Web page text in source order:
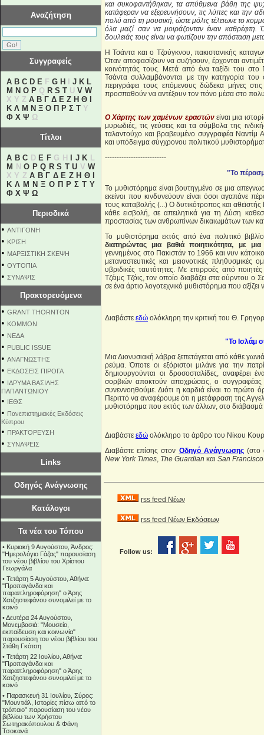
Αναζήτηση
Συγγραφείς
A B C D E F G H J K L
M N O P Q R S T U V W
X Y Z Α Β Γ Δ Ε Ζ Η Θ
Κ Λ Μ Ν Ξ Ο Π Ρ Σ Τ Υ
Φ Χ Ψ Ω
Τίτλοι
A B C D E FG H J K L
M
N O P Q R S T U V W
X Y ZΑ Β Γ Δ Ε Ζ Η Θ
Κ Λ Μ Ν Ξ Ο Π Ρ Σ Τ Υ
Φ Χ Ψ Ω
Περιοδικά
• ΑΝΤΙΓΟΝΗ
• ΚΡΙΣΗ
• ΜΑΡΞΙΣΤΙΚΗ ΣΚΕΨΗ
• ΟΥΤΟΠΙΑ
• ΣΥΝΑΨΙΣ
Πρακτορευόμενα
• GRANT THORNTON
• KOMMON
• NEΔΑ
• PUBLIC ISSUE
• ΑΝΑΓΝΩΣΤΗΣ
• ΕΚΔΟΣΕΙΣ ΠΙΡΟΓΑ
• ΙΔΡΥΜΑ ΒΑΣΙΛΗΣ
ΠΑΠΑΝΤΩΝΙΟΥ
• ΙΕΘΣ
• Πανεπιστημιακές Εκδόσεις
Κύπρου
• ΠΡΑΚΤΟΡΕΥΣΗ
• ΣΥΝΑΨΕΙΣ
Links
Οδηγός Ανάγνωσης
Κατάλογοι
Τα νέα του Τόπου
• Κυριακή 9 Αυγούστου, Άνδρος:
"Ημερολόγιο Γάζας" παρουσίαση
του νέου βιβλίου του Χρίστου
Γεωργάλα
• Τετάρτη 5 Αυγούστου, Αθήνα:
"Προπαγάνδα και
παραπληροφόρηση" ο Άρης
Χατζηστεφάνου συνομιλεί με το
κοινό
•Δευτέρα 24 Αυγούστου,
Μονεμβασιά: "Μουσείο,
εκπαίδευση και κοινωνία"
παρουσίαση του νέου βιβλίου του
Στάθη Γκότση
• Τετάρτη 22 Ιουλίου, Αθήνα:
"Προπαγάνδα και
παραπληροφόρηση" ο Άρης
Χατζηστεφάνου συνομιλεί με το
κοινό
• Παρασκευή 31 Ιουλίου, Σύρος:
"Μουντιάλ, Ιστορίες πίσω από το
τρόπαιο" παρουσίαση του νέου
βιβλίου των Χρήστου
Σωτηρακόπουλου & Φάνη
Τσοκανά
και συκοφαντήθηκαν, τα απύθμενα βάθη της
κατάφεραν να εξερευνήσουν, τις λύπες και την
πολύ από τη μουσική, ώστε μόλις τέλειωνε το
όλα μαζί σαν να μοιράζονταν έναν καθρέφτη.
δουλειάς τους είναι να φωτίζουν την απόσταση
Η Τσάντα και ο Τζούγκνου, πακιστανικής
Όταν αποφασίζουν να συζήσουν, έρχονται
κοινότητάς τους. Μετά από ένα ταξίδι του στο
Τσάντα συλλαμβάνονται με την κατηγορία
περιγράφει τους επόμενους δώδεκα μήνες
προσπαθούν να αντέξουν τον πόνο μέσα στο
Ο Χάρτης των χαμένων εραστώνείναι μια
μυρωδιές, τις γεύσεις και τα σύμβολα της
ταλαντούχο και βραβευμένο συγγραφέα Ναντίμ
και υπόδειγμα σύγχρονου πολιτικού
--------------------------
"Το
Το μυθιστόρημα είναι βουτηγμένο σε μια
εκείνοι που κινδυνεύουν είναι όσοι αγαπάνε
τους καταβολής (...) Ο δυτικότροπος και
κάθε εισβολή, σε απειλητικά για τη Δύση
προστασίας των ανθρωπίνων δικαιωμάτων των
Το μυθιστόρημα εκτός από ένα πολιτικό
διατηρώντας μια βαθιά ποιητικότητα, με
γεννημένος στο Πακιστάν το 1966 και νυν
μεταναστευτικές και μειονοτικές
υβριδικές ταυτότητες. Με επιρροές από
Τζέιμς Τζόις, τον οποίο διαβάζει στα ούρντου ο
σε ένα άρτιο λογοτεχνικό μυθιστόρημα που αξίζει
Διαβάστε εδώ ολόκληρη την κριτική του Θ.
"Το Ισλάμ
Μια Διονυσιακή λάβρα ξεπετάγεται από κάθε
ρεύμα. Όποτε οι εξόριστοι μιλάνε για την
δημιουργούνται οι δροσοσταλίδες,
σορβιών αποκτούν αποχρώσεις, ο
συνεννοηθούμε. Διότι η καρδιά είναι το πρώτο
Περιττό να αναφέρουμε ότι η μετάφραση της
μυθιστόρημα που εκτός των άλλων, στο διάβασμά
Διαβάστε εδώ ολόκληρο το άρθρο του Νίκου
Διαβάστε επίσης στον Οδηγό Ανάγνωσης(στο
New York Times, The Guardian και San
rss feed Νέων
rss feed Νέων Εκδόσεων
Follow us: